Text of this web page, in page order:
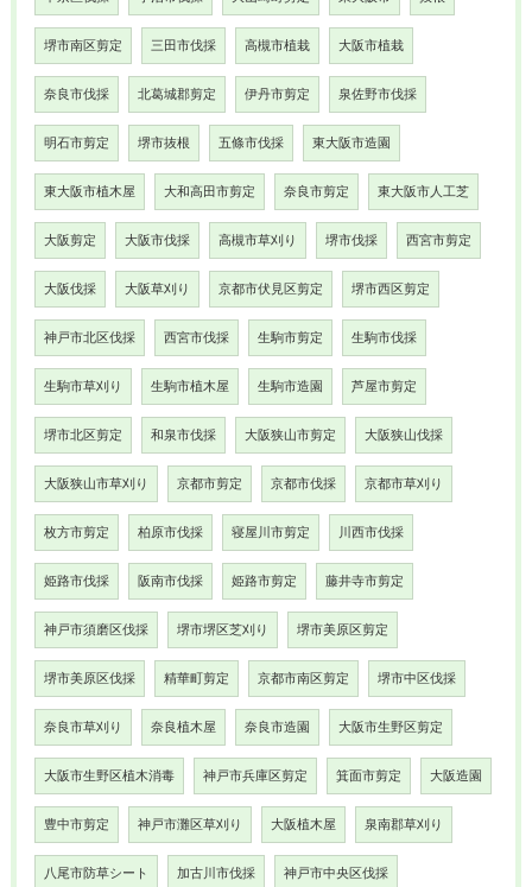
堺市南区剪定 三田市伐採 高槻市植栽 大阪市植栽
奈良市伐採 北葛城郡剪定 伊丹市剪定 泉佐野市伐採
明石市剪定 堺市抜根 五條市伐採 東大阪市造園
東大阪市植木屋 大和高田市剪定 奈良市剪定 東大阪市人工芝
大阪剪定 大阪市伐採 高槻市草刈り 堺市伐採 西宮市剪定
大阪伐採 大阪草刈り 京都市伏見区剪定 堺市西区剪定
神戸市北区伐採 西宮市伐採 生駒市剪定 生駒市伐採
生駒市草刈り 生駒市植木屋 生駒市造園 芦屋市剪定
堺市北区剪定 和泉市伐採 大阪狭山市剪定 大阪狭山伐採
大阪狭山市草刈り 京都市剪定 京都市伐採 京都市草刈り
枚方市剪定 柏原市伐採 寝屋川市剪定 川西市伐採
姫路市伐採 阪南市伐採 姫路市剪定 藤井寺市剪定
神戸市須磨区伐採 堺市堺区芝刈り 堺市美原区剪定
堺市美原区伐採 精華町剪定 京都市南区剪定 堺市中区伐採
奈良市草刈り 奈良植木屋 奈良市造園 大阪市生野区剪定
大阪市生野区植木消毒 神戸市兵庫区剪定 箕面市剪定 大阪造園
豊中市剪定 神戸市灘区草刈り 大阪植木屋 泉南郡草刈り
八尾市防草シート 加古川市伐採 神戸市中央区伐採